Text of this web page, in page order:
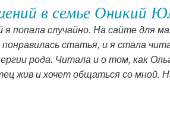
в семье Оникий
попала случайно. На сайте для
статья, и я стала
рода. Читала и о том, как
жив и хочет общаться со мной.